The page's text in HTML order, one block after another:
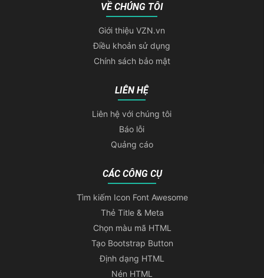
VỀ CHÚNG TÔI
Giới thiệu VZN.vn
Điều khoản sử dụng
Chính sách bảo mật
LIÊN HỆ
Liên hệ với chúng tôi
Báo lỗi
Quảng cáo
CÁC CÔNG CỤ
Tìm kiếm Icon Font Awesome
Thẻ Title & Meta
Chọn màu mã HTML
Tạo Bootstrap Button
Định dạng HTML
Nén HTML